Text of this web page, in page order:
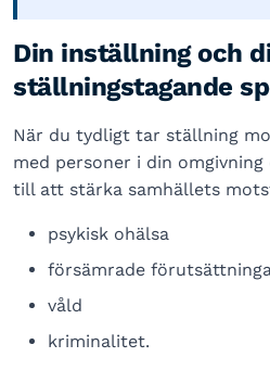
Din inställning och
ställningstagande
När du tydligt tar ställning
med personer i din
till att stärka samhällets
psykisk ohälsa
försämrade
våld
kriminalitet.